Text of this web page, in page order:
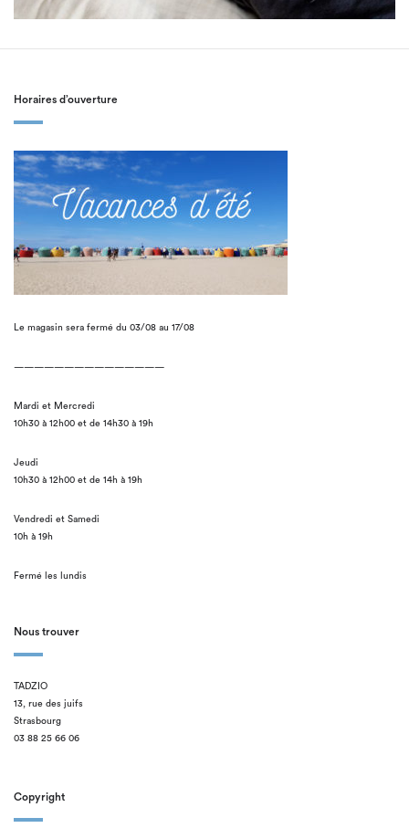
Horaires d’ouverture
Le magasin sera fermé du 03/08 au 17/08
———————————————
Mardi et Mercredi
10h30 à 12h00 et de 14h30 à 19h
Jeudi
10h30 à 12h00 et de 14h à 19h
Vendredi et Samedi
10h à 19h
Fermé les lundis
Nous trouver
TADZIO
13, rue des juifs
Strasbourg
03 88 25 66 06
Copyright